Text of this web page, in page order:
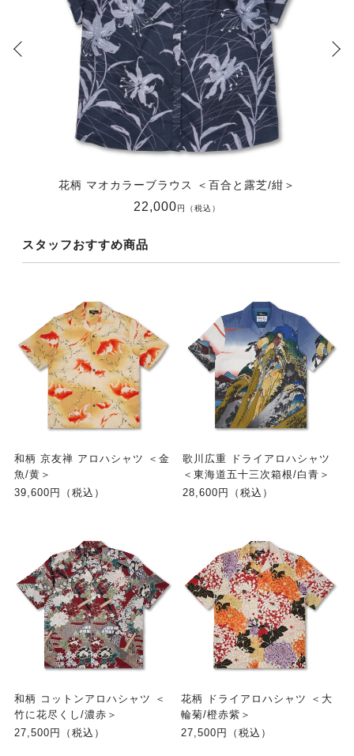
花柄 マオカラーブラウス ＜百合と露芝/紺＞
22,000円（税込）
スタッフおすすめ商品
和柄 京友禅 アロハシャツ ＜金
魚/黄＞
39,600円（税込）
歌川広重 ドライアロハシャツ
＜東海道五十三次箱根/白青＞
28,600円（税込）
和柄 コットンアロハシャツ ＜
竹に花尽くし/濃赤＞
27,500円（税込）
花柄 ドライアロハシャツ ＜大
輪菊/橙赤紫＞
27,500円（税込）